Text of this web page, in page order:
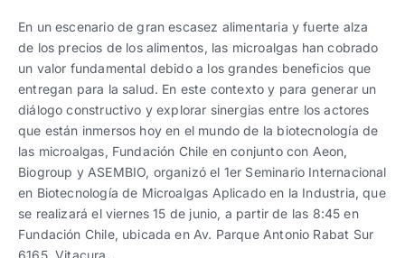
Ver todo
Español|English
Español| English
Español| English
progresivos de gestión
Ver todos
Español|English
Español English
Español English
En un escenario de gran escasez alimentaria y fuerte alza
de los precios de los alimentos, las microalgas han cobrado
un valor fundamental debido a los grandes beneficios que
entregan para la salud. En este contexto y para generar un
diálogo constructivo y explorar sinergias entre los actores
que están inmersos hoy en el mundo de la biotecnología de
las microalgas, Fundación Chile en conjunto con Aeon,
Biogroup y ASEMBIO, organizó el 1er Seminario Internacional
en Biotecnología de Microalgas Aplicado en la Industria, que
se realizará el viernes 15 de junio, a partir de las 8:45 en
Fundación Chile, ubicada en Av. Parque Antonio Rabat Sur
6165, Vitacura.